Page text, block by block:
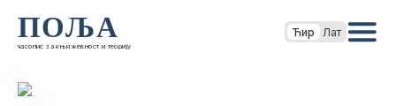
ПОЉА
часопис за књижевност и теорију
Ћир Лат